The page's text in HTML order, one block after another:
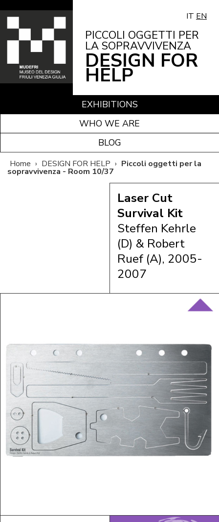
IT EN
PICCOLI OGGETTI PER
LA SOPRAVVIVENZA
DESIGN FOR
HELP
EXHIBITIONS
WHO WE ARE
BLOG
Home › DESIGN FOR HELP › Piccoli oggetti per la
sopravvivenza - Room 10/37
Laser Cut
Survival Kit
Steffen Kehrle
(D) & Robert
Ruef (A), 2005-
2007